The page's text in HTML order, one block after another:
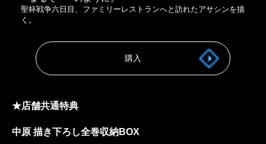
聖杯戦争六日目、ファミリーレストランへと訪れたアサシンを描
く。
購入
★店舗共通特典
中原 描き下ろし全巻収納BOX